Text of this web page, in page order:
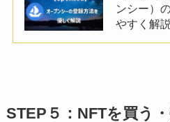
ンシー）
やすく解説
STEP５：NFTを買う